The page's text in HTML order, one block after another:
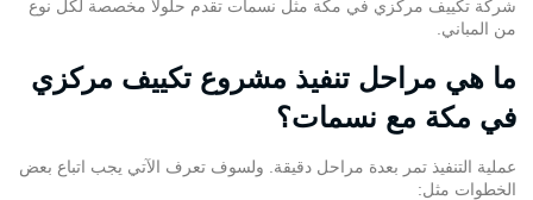
شركة تكييف مركزي في مكة مثل نسمات تقدم حلولاً مخصصة لكل نوع
من المباني.
ما هي مراحل تنفيذ مشروع تكييف مركزي
في مكة مع نسمات؟
عملية التنفيذ تمر بعدة مراحل دقيقة. ولسوف تعرف الآتي يجب اتباع بعض
الخطوات مثل: